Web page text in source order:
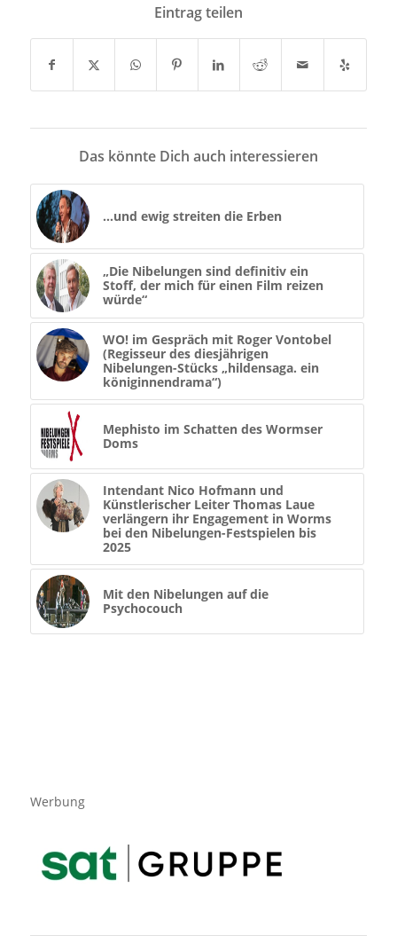
Eintrag teilen
Das könnte Dich auch interessieren
…und ewig streiten die Erben
„Die Nibelungen sind definitiv ein
Stoff, der mich für einen Film reizen
würde“
WO! im Gespräch mit Roger Vontobel
(Regisseur des diesjährigen
Nibelungen-Stücks „hildensaga. ein
königinnendrama“)
Mephisto im Schatten des Wormser
Doms
Intendant Nico Hofmann und
Künstlerischer Leiter Thomas Laue
verlängern ihr Engagement in Worms
bei den Nibelungen-Festspielen bis
2025
Mit den Nibelungen auf die
Psychocouch
Werbung